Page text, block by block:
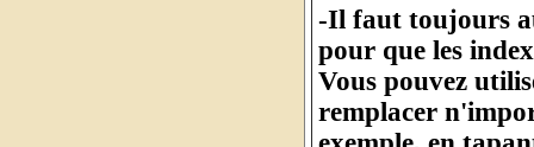
-Il faut toujours
pour que les
Vous pouvez
remplacer